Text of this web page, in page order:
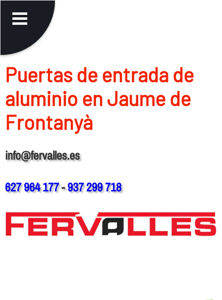
Puertas de entrada de
aluminio en Jaume de
Frontanyà
info@fervalles.es
627 964 177-937 299 718